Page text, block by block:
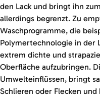
den Lack und bringt ihn
allerdings begrenzt. Zu
Waschprogramme, die
Polymertechnologie in der
extrem dichte und
Oberfläche aufzubringen.
Umwelteinflüssen, bringt
Schlieren oder Flecken